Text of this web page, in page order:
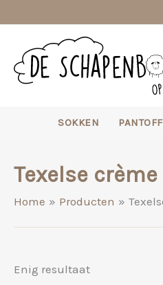
naar
inhoud
SOKKEN
Texelse
Home Producten
Enig resultaat